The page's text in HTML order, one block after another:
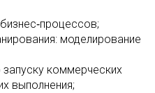
моделирование
запуску коммерческих
выполнения;